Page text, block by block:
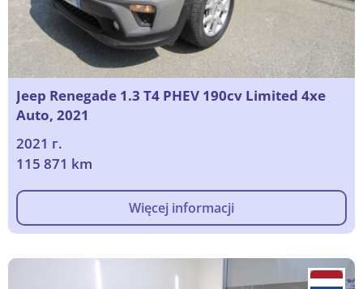
Jeep Renegade 1.3 T4 PHEV 190cv Limited 4xe
Auto, 2021
2021 г.
115 871 km
Więcej informacji